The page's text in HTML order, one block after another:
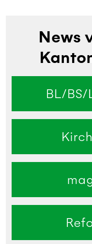
News
BL/BS/